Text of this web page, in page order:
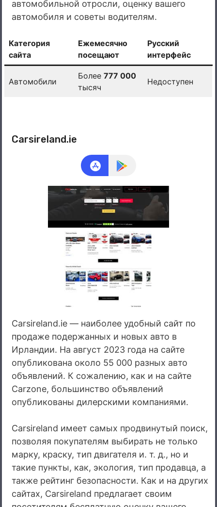
автомобильной отросли, оценку вашего
автомобиля и советы водителям.
Категория
сайта
Ежемесячно
посещают
Русский
интерфейс
Автомобили
Более 777 000
тысяч
Недоступен
Carsireland.ie
Carsireland.ie — наиболее удобный сайт по
продаже подержанных и новых авто в
Ирландии. На август 2023 года на сайте
опубликована около 55 000 разных авто
объявлений. К сожалению, как и на сайте
Carzone, большинство объявлений
опубликованы дилерскими компаниями.
Carsireland имеет самых продвинутый поиск,
позволяя покупателям выбирать не только
марку, краску, тип двигателя и. т. д., но и
такие пункты, как, экология, тип продавца, а
также рейтинг безопасности. Как и на других
сайтах, Carsireland предлагает своим